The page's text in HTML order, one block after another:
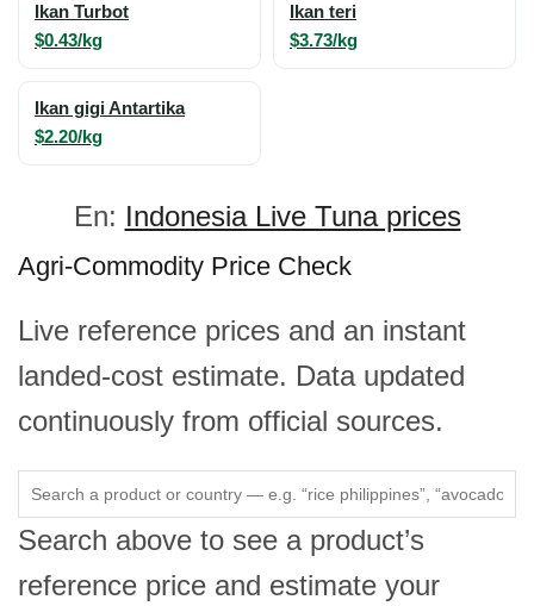
Ikan Turbot
$0.43/kg
Ikan teri
$3.73/kg
Ikan gigi Antartika
$2.20/kg
En: Indonesia Live Tuna prices
Agri-Commodity Price Check
Live reference prices and an instant
landed-cost estimate. Data updated
continuously from official sources.
Search above to see a product’s
reference price and estimate your